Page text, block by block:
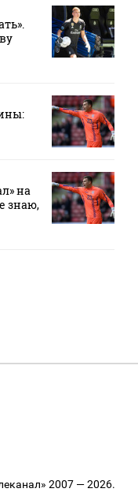
на
знаю,
2007 — 2026.